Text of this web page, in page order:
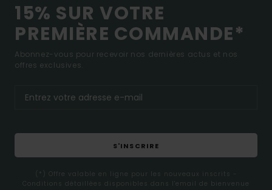
15% SUR VOTRE
PREMIÈRE COMMANDE*
Abonnez-vous pour recevoir nos dernières actus et nos
offres exclusives.
S'INSCRIRE
(*) Offre valable en ligne pour les nouveaux inscrits -
Conditions détaillées disponibles dans l'email de bienvenue